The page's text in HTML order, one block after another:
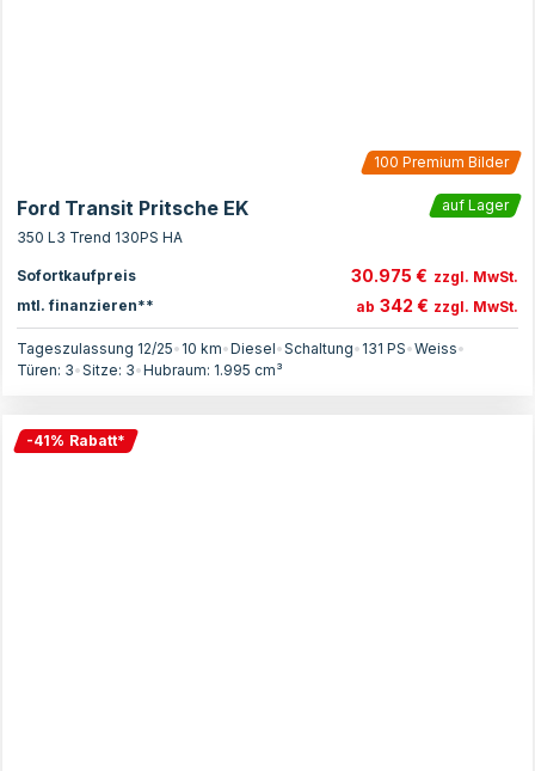
100 Premium Bilder
Ford Transit Pritsche EK
auf Lager
350 L3 Trend 130PS HA
Sofortkaufpreis 30.975 € zzgl. MwSt.
mtl. finanzieren**
ab 342 € zzgl. MwSt.
Tageszulassung 12/25• 10 km•Diesel•Schaltung• 131 PS•Weiss•
Türen: 3•Sitze: 3•Hubraum: 1.995 cm³
-41% Rabatt*